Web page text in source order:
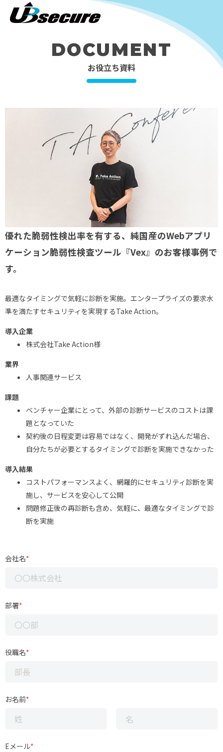
DOCUMENT
お役立ち資料
優れた脆弱性検出率を有する、純国産のWebアプリ
ケーション脆弱性検査ツール『Vex』のお客様事例で
す。
最適なタイミングで気軽に診断を実施。エンタープライズの要求水
準を満たすセキュリティを実現するTake Action。
導入企業
株式会社Take Action様
業界
人事関連サービス
課題
ベンチャー企業にとって、外部の診断サービスのコストは課
題となっていた
契約後の日程変更は容易ではなく、開発がずれ込んだ場合、
自分たちが必要とするタイミングで診断を実施できなかった
導入結果
コストパフォーマンスよく、網羅的にセキュリティ診断を実
施し、サービスを安心して公開
問題修正後の再診断も含め、気軽に、最適なタイミングで診
断を実施
会社名*
部署*
役職名*
お名前*
Eメール*